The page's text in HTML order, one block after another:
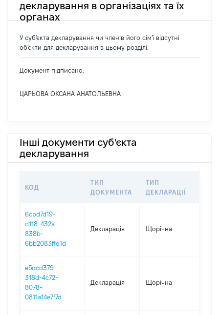
декларування в організаціях та їх
органах
У суб'єкта декларування чи членів його сім'ї відсутні
об'єкти для декларування в цьому розділі.
Документ підписано:
ЦАРЬОВА ОКСАНА АНАТОЛЬЕВНА
Інші документи суб'єкта
декларування
КОД
ТИП
ДОКУМЕНТА
ТИП
ДЕКЛАРАЦІЇ
6cbd7d19-
d118-432a-
838b-
6bb2083ffd1d
Декларація Щорічна
e5dcd379-
318d-4c72-
8078-
0811a14e7f7d
Декларація Щорічна